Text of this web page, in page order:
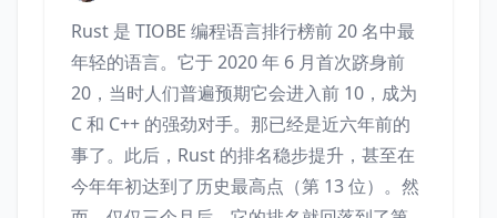
Rust 是 TIOBE 编程语言排行榜前 20 名中最
年轻的语言。它于 2020 年 6 月首次跻身前
20，当时人们普遍预期它会进入前 10，成为
C 和 C++ 的强劲对手。那已经是近六年前的
事了。此后，Rust 的排名稳步提升，甚至在
今年年初达到了历史最高点（第 13 位）。然